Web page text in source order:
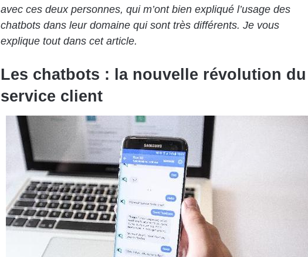
avec ces deux personnes, qui m’ont bien expliqué l’usage des
chatbots dans leur domaine qui sont très différents. Je vous
explique tout dans cet article.
Les chatbots : la nouvelle révolution du
service client